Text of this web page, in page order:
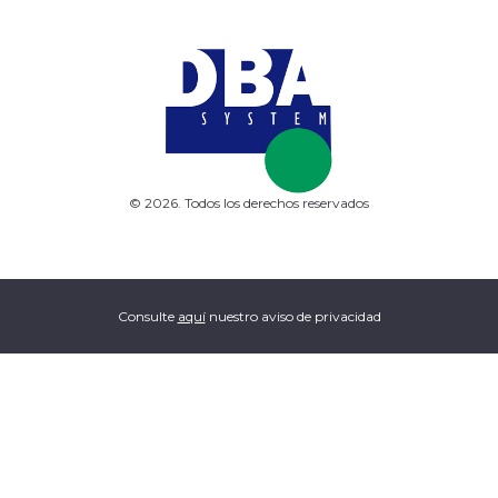
© 2026. Todos los derechos reservados
Consulte aquínuestro aviso de privacidad